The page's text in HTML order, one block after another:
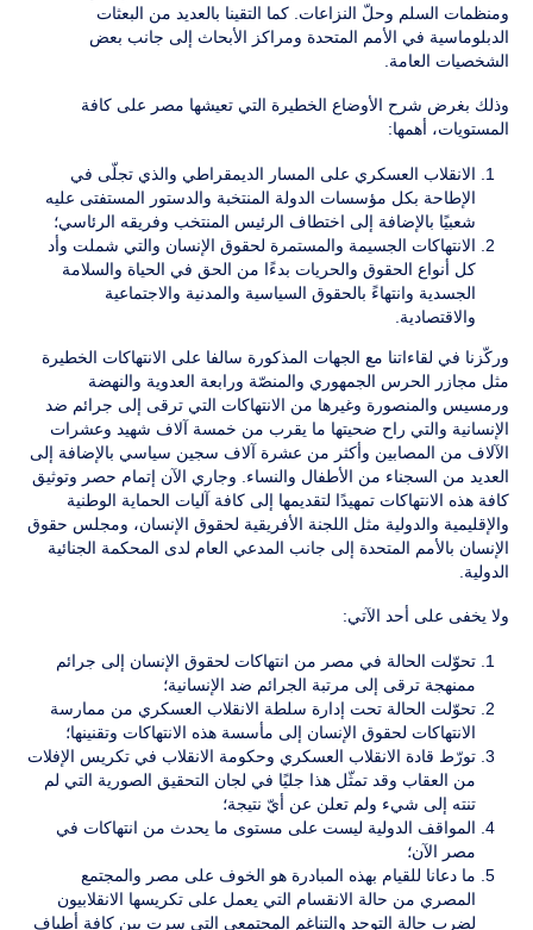
ومنظمات السلم وحلّ النزاعات. كما التقينا بالعديد من البعثات
الدبلوماسية في الأمم المتحدة ومراكز الأبحاث إلى جانب بعض
الشخصيات العامة.
وذلك بغرض شرح الأوضاع الخطيرة التي تعيشها مصر على كافة
المستويات، أهمها:
الانقلاب العسكري على المسار الديمقراطي والذي تجلّى في
الإطاحة بكل مؤسسات الدولة المنتخبة والدستور المستفتى عليه
شعبيًا بالإضافة إلى اختطاف الرئيس المنتخب وفريقه الرئاسي؛
الانتهاكات الجسيمة والمستمرة لحقوق الإنسان والتي شملت وأد
كل أنواع الحقوق والحريات بدءًا من الحق في الحياة والسلامة
الجسدية وانتهاءً بالحقوق السياسية والمدنية والاجتماعية
والاقتصادية.
وركّزنا في لقاءاتنا مع الجهات المذكورة سالفا على الانتهاكات الخطيرة
مثل مجازر الحرس الجمهوري والمنصّة ورابعة العدوية والنهضة
ورمسيس والمنصورة وغيرها من الانتهاكات التي ترقى إلى جرائم ضد
الإنسانية والتي راح ضحيتها ما يقرب من خمسة آلاف شهيد وعشرات
الآلاف من المصابين وأكثر من عشرة آلاف سجين سياسي بالإضافة إلى
العديد من السجناء من الأطفال والنساء. وجاري الآن إتمام حصر وتوثيق
كافة هذه الانتهاكات تمهيدًا لتقديمها إلى كافة آليات الحماية الوطنية
والإقليمية والدولية مثل اللجنة الأفريقية لحقوق الإنسان، ومجلس حقوق
الإنسان بالأمم المتحدة إلى جانب المدعي العام لدى المحكمة الجنائية
الدولية.
ولا يخفى على أحد الآتي:
تحوّلت الحالة في مصر من انتهاكات لحقوق الإنسان إلى جرائم
ممنهجة ترقى إلى مرتبة الجرائم ضد الإنسانية؛
تحوّلت الحالة تحت إدارة سلطة الانقلاب العسكري من ممارسة
الانتهاكات لحقوق الإنسان إلى مأسسة هذه الانتهاكات وتقنينها؛
تورّط قادة الانقلاب العسكري وحكومة الانقلاب في تكريس الإفلات
من العقاب وقد تمثّل هذا جليًا في لجان التحقيق الصورية التي لم
تنته إلى شيء ولم تعلن عن أيّ نتيجة؛
المواقف الدولية ليست على مستوى ما يحدث من انتهاكات في
مصر الآن؛
ما دعانا للقيام بهذه المبادرة هو الخوف على مصر والمجتمع
المصري من حالة الانقسام التي يعمل على تكريسها الانقلابيون
لضرب حالة التوحد والتناغم المجتمعي التي سرت بين كافة أطياف